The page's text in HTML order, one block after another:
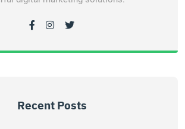
Recent Posts